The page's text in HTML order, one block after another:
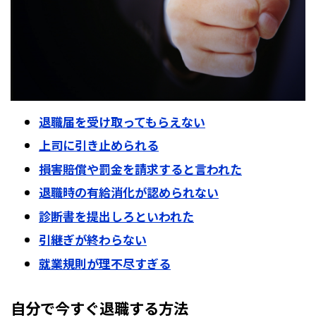
退職届を受け取ってもらえない
上司に引き止められる
損害賠償や罰金を請求すると言われた
退職時の有給消化が認められない
診断書を提出しろといわれた
引継ぎが終わらない
就業規則が理不尽すぎる
自分で今すぐ退職する方法